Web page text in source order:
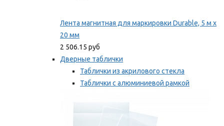
Лента магнитная для маркировки Durable, 5 м х
20 мм
2 506.15 руб
Дверные таблички
Таблички из акрилового стекла
Таблички с алюминиевой рамкой